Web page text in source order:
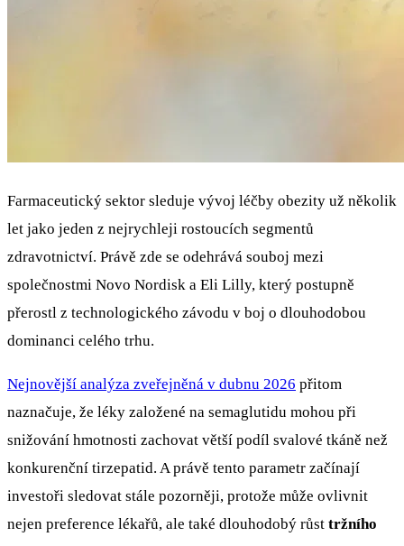
Farmaceutický sektor sleduje vývoj léčby obezity už několik
let jako jeden z nejrychleji rostoucích segmentů
zdravotnictví. Právě zde se odehrává souboj mezi
společnostmi Novo Nordisk a Eli Lilly, který postupně
přerostl z technologického závodu v boj o dlouhodobou
dominanci celého trhu.
Nejnovější analýza zveřejněná v dubnu 2026 přitom
naznačuje, že léky založené na semaglutidu mohou při
snižování hmotnosti zachovat větší podíl svalové tkáně než
konkurenční tirzepatid. A právě tento parametr začínají
investoři sledovat stále pozorněji, protože může ovlivnit
nejen preference lékařů, ale také dlouhodobý růst tržního